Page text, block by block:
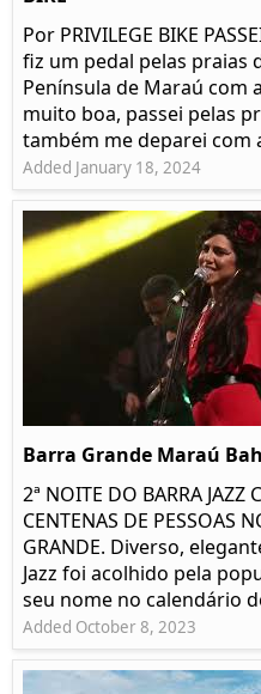
Por PRIVILEGE BIKE
fiz um pedal pelas praias
Península de Maraú com
muito boa, passei pelas
também me deparei com
Added January 18, 2024
Barra Grande Maraú
2ª NOITE DO BARRA JAZZ
CENTENAS DE PESSOAS
GRANDE. Diverso,
Jazz foi acolhido pela
seu nome no calendário
Added October 8, 2023